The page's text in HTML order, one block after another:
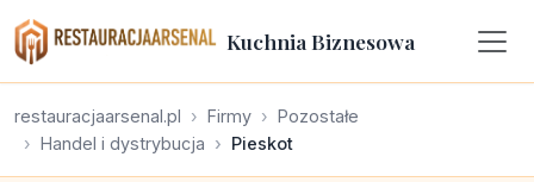
Kuchnia Biznesowa
restauracjaarsenal.pl Firmy
Pozostałe
Handel i dystrybucja
Pieskot